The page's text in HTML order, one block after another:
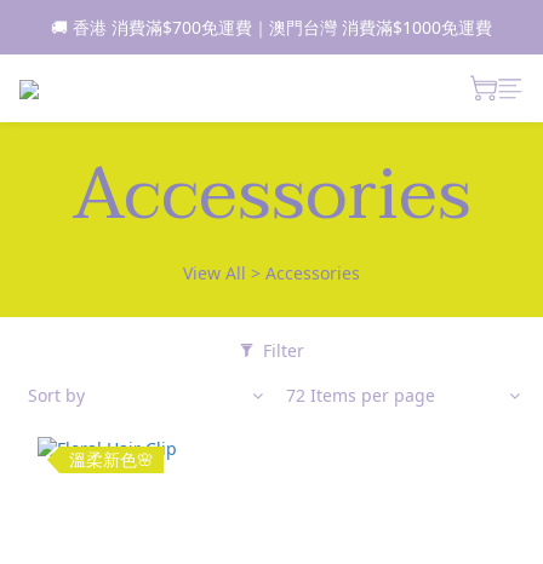
📦所有現貨商品1-2日內發貨｜預售商品7-10日內發貨
🚚 香港 消費滿$700免運費｜澳門台灣 消費滿$1000免運費
新朋友登記會員即獲$50購物金✨ 點擊了解更多詳情🔎
Accessories
View All > Accessories
Filter
Sort by
72 Items per page
溫柔新色🌸